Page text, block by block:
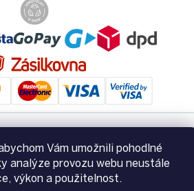
Vám umožnili pohodlné
analýze provozu webu neustále
výkon a použitelnost.
Vytvořil Shoptet